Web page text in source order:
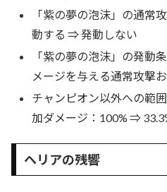
「紫の夢の泡沫」の通常
動する ⇒ 発動しない
「紫の夢の泡沫」の発動
メージを与える通常攻撃
チャンピオン以外への範
加ダメージ：100% ⇒
ヘリアの残響